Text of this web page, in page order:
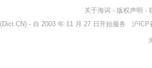
关于海词 - 版权声明 -
(Dict.CN) - 自 2003 年 11 月 27 日开始服务 沪ICP